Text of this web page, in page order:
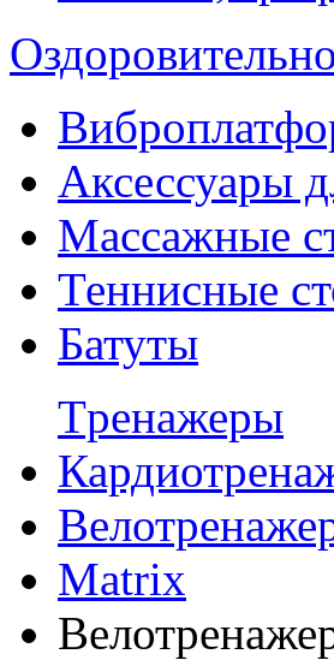
Аксессуары
Массажные
Теннисные
Батуты
Tренажеры
Matrix